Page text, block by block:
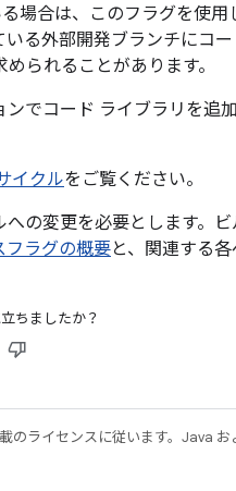
場合は、このフラグを使
る外部開発ブランチにコ
られることがあります。
でコード ライブラリを追
イクルをご覧ください。
の変更を必要とします。
フラグの概要と、関連する
ちましたか？
のライセンスに従います。Java